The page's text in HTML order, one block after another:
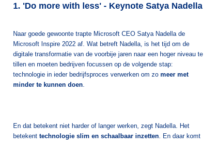
1. 'Do more with less' - Keynote Satya Nadella
Naar goede gewoonte trapte Microsoft CEO Satya Nadella de
Microsoft Inspire 2022 af. Wat betreft Nadella, is het tijd om de
digitale transformatie van de voorbije jaren naar een hoger niveau te
tillen en moeten bedrijven focussen op de volgende stap:
technologie in ieder bedrijfsproces verwerken om zo meer met
minder te kunnen doen.
En dat betekent niet harder of langer werken, zegt Nadella. Het
betekent technologie slim en schaalbaar inzetten. En daar komt